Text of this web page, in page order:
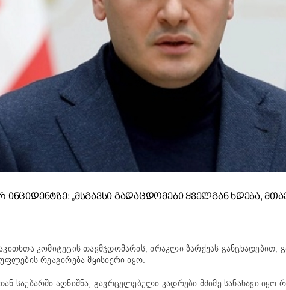
„ᲛᲡᲒᲐᲕᲡᲘ ᲒᲐᲓᲐᲪᲓᲝᲛᲔᲑᲘ ᲧᲕᲔᲚᲒᲐᲜ ᲮᲓᲔᲑᲐ,
კომიტეტის თავმჯდომარის, ირაკლი ზარქუას
რეაგირება მყისიერი იყო.
საუბარში აღნიშნა, გავრცელებული კადრები მძიმე სანახავი იყო